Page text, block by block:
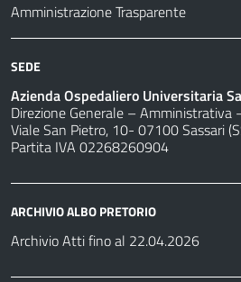
Amministrazione Trasparente
SEDE
Azienda Ospedaliero Universitaria
Direzione Generale – Amministrativa
Viale San Pietro, 10- 07100 Sassari
Partita IVA 02268260904
ARCHIVIO ALBO PRETORIO
Archivio Atti fino al 22.04.2026